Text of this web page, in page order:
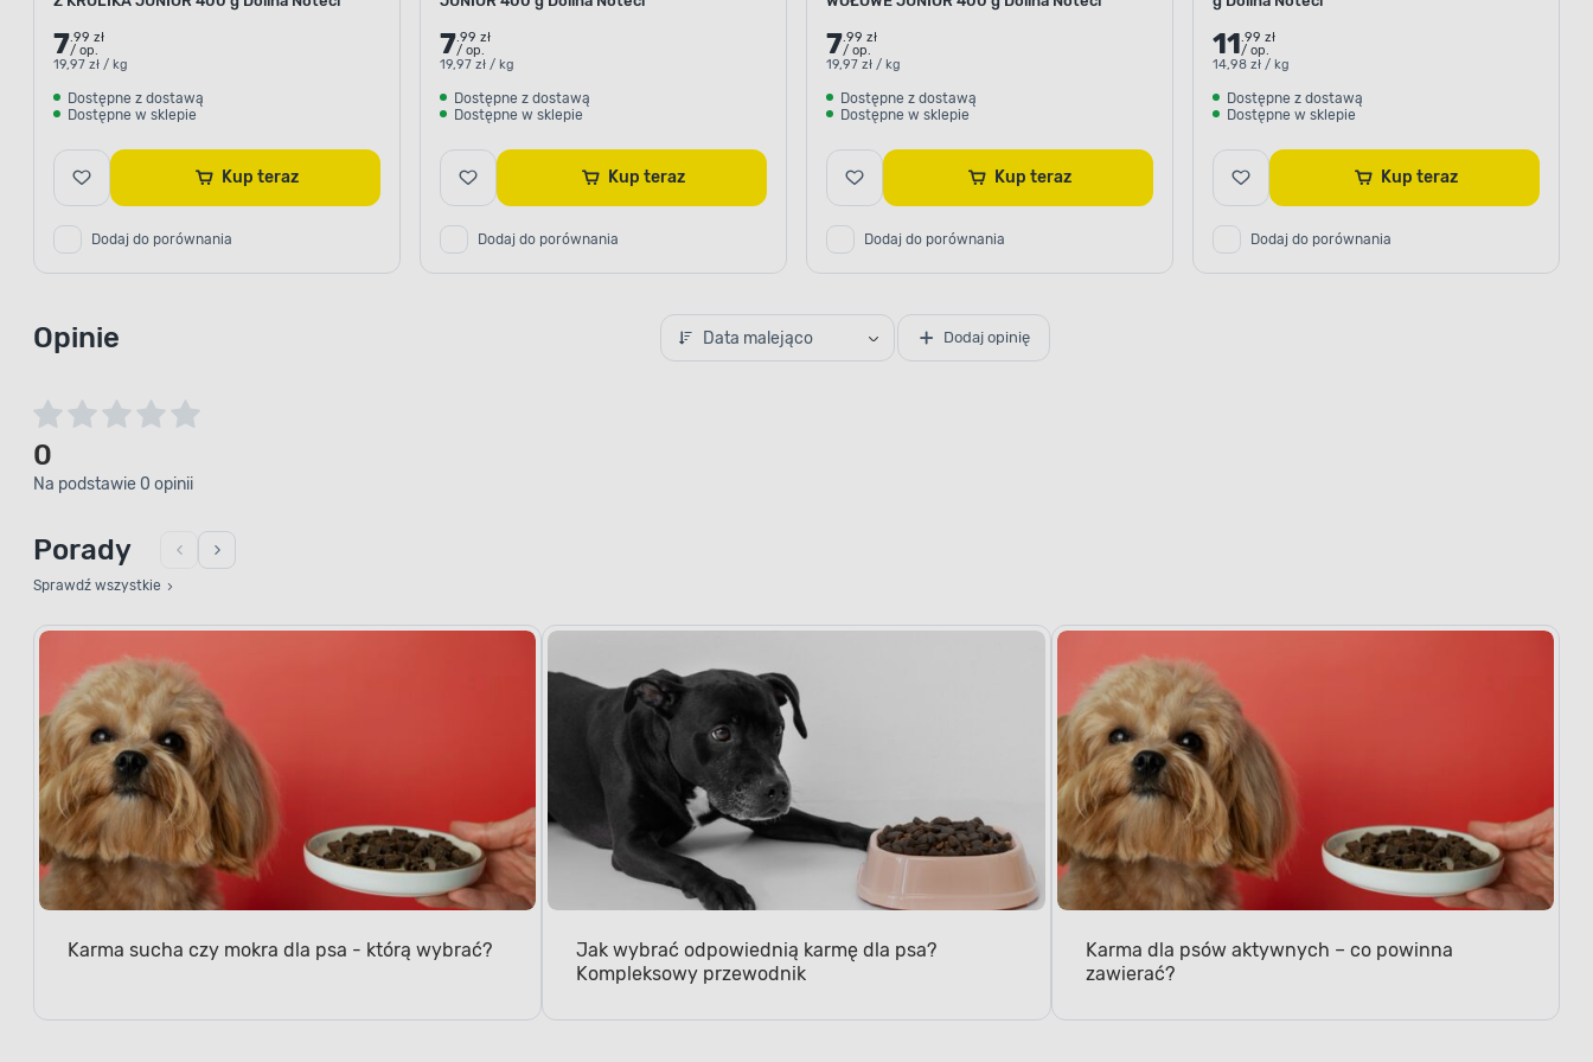
Źródło kwasów
KARMA MOKRA
Uczucie sytości i odpowiednie
nawodnienie
Wybierz karmę, którą Twój pupil pokocha już od pierwszego
7.99 zł
/ op.
19,97 zł / kg
Dostępne z dostawą
Dostępne w sklepie
Kup teraz
Dodaj do porównania
7.99 zł
/ op.
19,97 zł / kg
Dostępne z dostawą
Dostępne w sklepie
Kup teraz
Dodaj do porównania
7.99 zł
/ op.
19,97 zł / kg
Dostępne z dostawą
Dostępne w sklepie
Kup teraz
Dodaj do porównania
11.99 zł
/ op.
14,98 zł / kg
Dostępne z dostawą
Dostępne w sklepie
Kup teraz
Dodaj do porównania
Opinie Data malejąco Dodaj opinię
0
Na podstawie 0 opinii
Porady
Sprawdź wszystkie
Karma sucha czy mokra dla psa - którą wybrać?
Jak wybrać odpowiednią karmę dla psa?
Kompleksowy przewodnik
Karma dla psów aktywnych – co powinna
zawierać?